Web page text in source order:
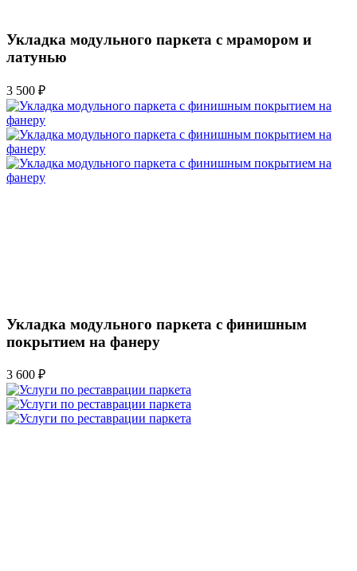
Укладка модульного паркета с мрамором и
латунью
3 500 ₽
Укладка модульного паркета с финишным
покрытием на фанеру
3 600 ₽